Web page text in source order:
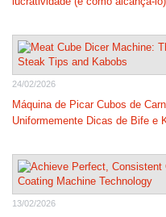
24/02/2026
Máquina de Picar Cubos de
Uniformemente Dicas de Bife e
13/02/2026